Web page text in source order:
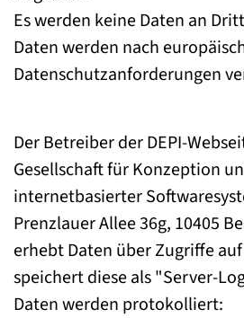
Es werden keine Daten an
Daten werden nach
Datenschutzanforderungen
Der Betreiber der DEPI-
Gesellschaft für Konzeption
internetbasierter
Prenzlauer Allee 36g, 10405
erhebt Daten über Zugriffe
speichert diese als "Server-
Daten werden protokolliert: